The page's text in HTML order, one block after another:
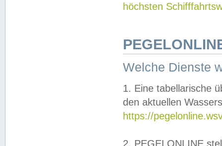
höchsten
Welche Dienste
1. Eine tabellarische
den aktuellen
https://
2. PEGELONLINE